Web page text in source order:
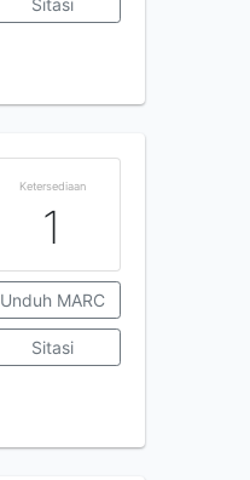
Sitasi
Ketersediaan
1
Unduh MARC
Sitasi